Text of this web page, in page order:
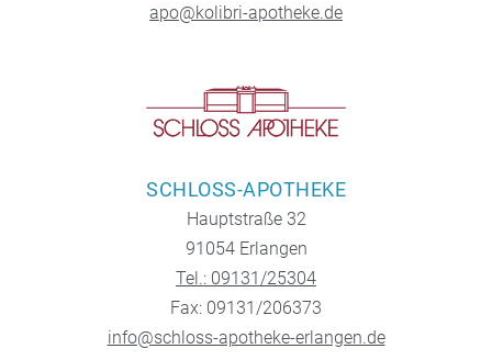
apo@kolibri-apotheke.de
SCHLOSS-APOTHEKE
Hauptstraße 32
91054 Erlangen
Tel.: 09131/25304
Fax: 09131/206373
info@schloss-apotheke-erlangen.de